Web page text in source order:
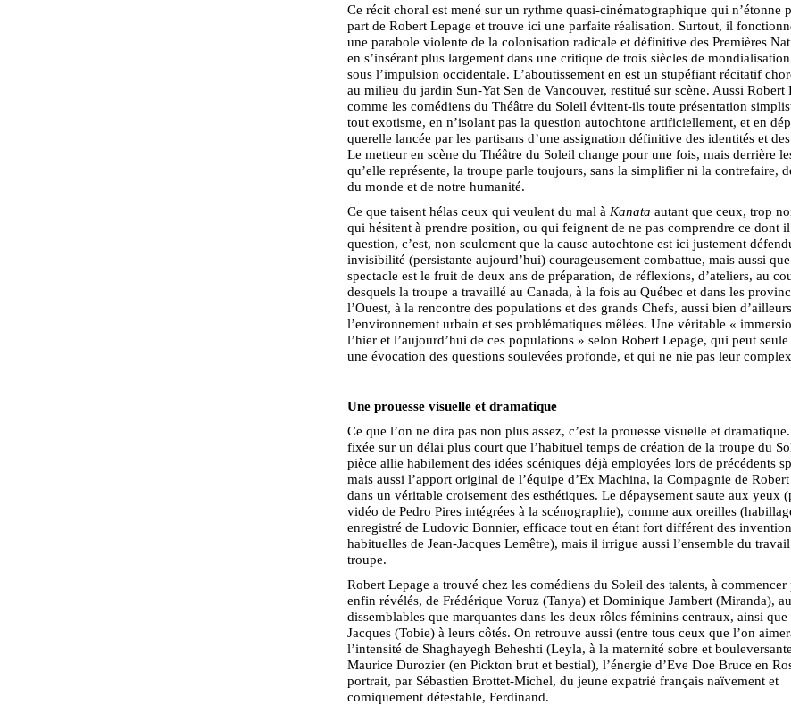
Ce récit choral est mené sur un rythme quasi-cinématographique qui n’étonne
part de Robert Lepage et trouve ici une parfaite réalisation. Surtout, il
une parabole violente de la colonisation radicale et définitive des Premières
en s’insérant plus largement dans une critique de trois siècles de
sous l’impulsion occidentale. L’aboutissement en est un stupéfiant récitatif
au milieu du jardin Sun-Yat Sen de Vancouver, restitué sur scène. Aussi Robert
comme les comédiens du Théâtre du Soleil évitent-ils toute présentation
tout exotisme, en n’isolant pas la question autochtone artificiellement, et en
querelle lancée par les partisans d’une assignation définitive des identités et
Le metteur en scène du Théâtre du Soleil change pour une fois, mais derrière
qu’elle représente, la troupe parle toujours, sans la simplifier ni la contrefaire,
du monde et de notre humanité.
Ce que taisent hélas ceux qui veulent du mal à Kanata autant que ceux, trop
qui hésitent à prendre position, ou qui feignent de ne pas comprendre ce dont
question, c’est, non seulement que la cause autochtone est ici justement
invisibilité (persistante aujourd’hui) courageusement combattue, mais aussi
spectacle est le fruit de deux ans de préparation, de réflexions, d’ateliers, au
desquels la troupe a travaillé au Canada, à la fois au Québec et dans les
l’Ouest, à la rencontre des populations et des grands Chefs, aussi bien
l’environnement urbain et ses problématiques mêlées. Une véritable «
l’hier et l’aujourd’hui de ces populations » selon Robert Lepage, qui peut
une évocation des questions soulevées profonde, et qui ne nie pas leur
Une prouesse visuelle et dramatique
Ce que l’on ne dira pas non plus assez, c’est la prouesse visuelle et
fixée sur un délai plus court que l’habituel temps de création de la troupe du
pièce allie habilement des idées scéniques déjà employées lors de précédents
mais aussi l’apport original de l’équipe d’Ex Machina, la Compagnie de
dans un véritable croisement des esthétiques. Le dépaysement saute aux yeux
vidéo de Pedro Pires intégrées à la scénographie), comme aux oreilles
enregistré de Ludovic Bonnier, efficace tout en étant fort différent des
habituelles de Jean-Jacques Lemêtre), mais il irrigue aussi l’ensemble du
troupe.
Robert Lepage a trouvé chez les comédiens du Soleil des talents, à commencer
enfin révélés, de Frédérique Voruz (Tanya) et Dominique Jambert (Miranda),
dissemblables que marquantes dans les deux rôles féminins centraux, ainsi
Jacques (Tobie) à leurs côtés. On retrouve aussi (entre tous ceux que l’on
l’intensité de Shaghayegh Beheshti (Leyla, à la maternité sobre et
Maurice Durozier (en Pickton brut et bestial), l’énergie d’Eve Doe Bruce en
portrait, par Sébastien Brottet-Michel, du jeune expatrié français naïvement et
comiquement détestable, Ferdinand.